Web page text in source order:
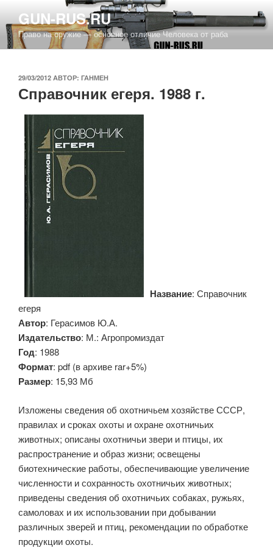
содержимому
GUN-RUS.RU
Право на оружие — основное отличие Человека от раба
ОПУБЛИКОВАНО
29/03/2012 АВТОР: ГАНМЕН
Справочник егеря. 1988 г.
Название: Справочник
егеря
Автор: Герасимов Ю.А.
Издательство: М.: Агропромиздат
Год: 1988
Формат: pdf (в архиве rar+5%)
Размер: 15,93 Мб
Изложены сведения об охотничьем хозяйстве СССР,
правилах и сроках охоты и охране охотничьих
животных; описаны охотничьи звери и птицы, их
распространение и образ жизни; освещены
биотехнические работы, обеспечивающие увеличение
численности и сохранность охотничьих животных;
приведены сведения об охотничьих собаках, ружьях,
самоловах и их использовании при добывании
различных зверей и птиц, рекомендации по обработке
продукции охоты.